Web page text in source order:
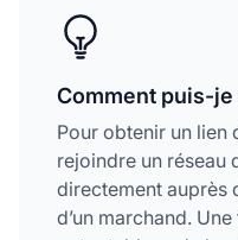
Comment puis-
Pour obtenir un lien
rejoindre un réseau
directement auprès
d’un marchand.